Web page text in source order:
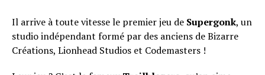
Il arrive à toute vitesse le premier jeu de Supergonk, un
studio indépendant formé par des anciens de Bizarre
Créations, Lionhead Studios et Codemasters !